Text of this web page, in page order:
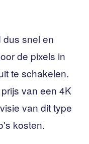
dus snel en
de pixels in
te schakelen.
van een 4K
van dit type
kosten.